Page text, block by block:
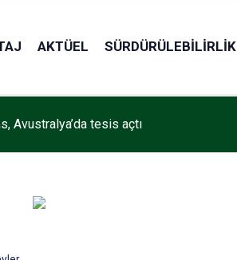
AKTÜEL SÜRDÜRÜLEBILIRLIK
Avustralya’da tesis açtı